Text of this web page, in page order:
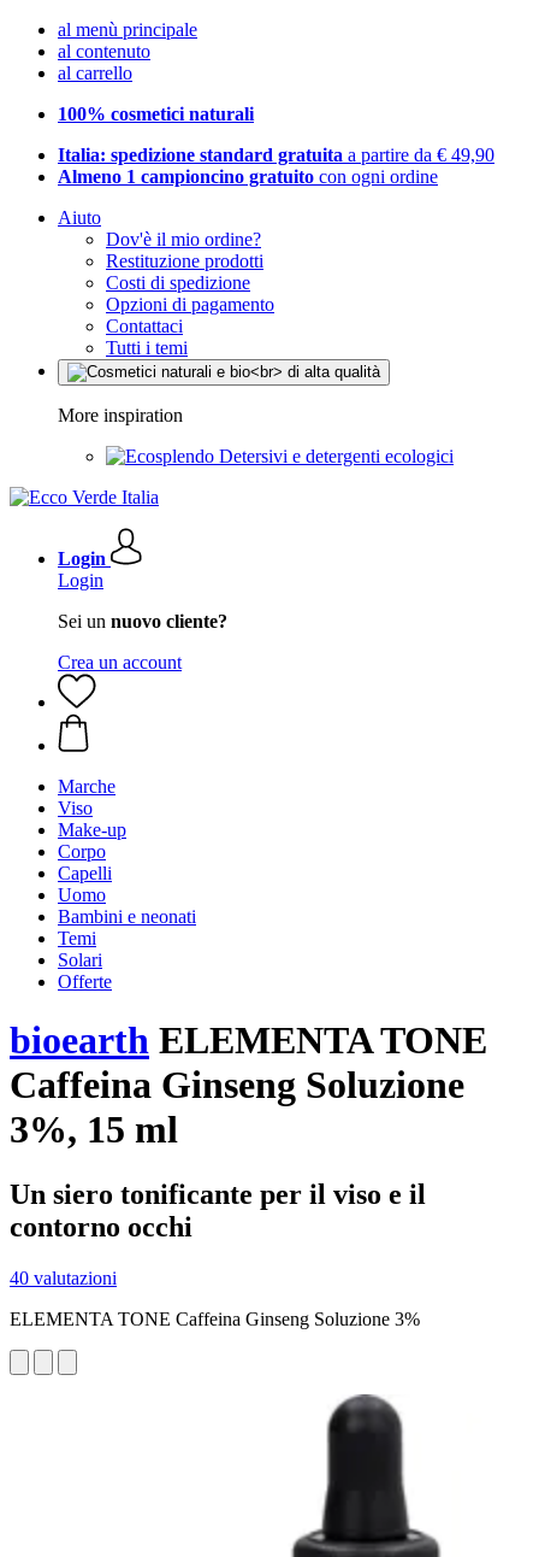
al menù principale
al contenuto
al carrello
100% cosmetici naturali
Italia: spedizione standard gratuita a partire da € 49,90
Almeno 1 campioncino gratuito con ogni ordine
Aiuto
Dov'è il mio ordine?
Restituzione prodotti
Costi di spedizione
Opzioni di pagamento
Contattaci
Tutti i temi
More inspiration
Detersivi e detergenti ecologici
Login
Login
Sei un nuovo cliente?
Crea un account
Marche
Viso
Make-up
Corpo
Capelli
Uomo
Bambini e neonati
Temi
Solari
Offerte
bioearth ELEMENTA TONE
Caffeina Ginseng Soluzione
3%, 15 ml
Un siero tonificante per il viso e il
contorno occhi
40 valutazioni
ELEMENTA TONE Caffeina Ginseng Soluzione 3%